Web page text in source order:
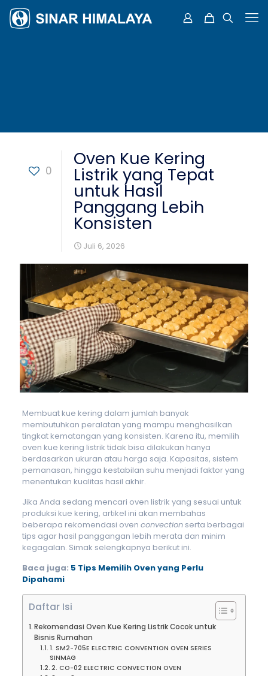
0
Oven Kue Kering
Listrik yang Tepat
untuk Hasil
Panggang Lebih
Konsisten
Juli 6, 2026
Membuat kue kering dalam jumlah banyak
membutuhkan peralatan yang mampu menghasilkan
tingkat kematangan yang konsisten. Karena itu, memilih
oven kue kering listrik tidak bisa dilakukan hanya
berdasarkan ukuran atau harga saja. Kapasitas, sistem
pemanasan, hingga kestabilan suhu menjadi faktor yang
menentukan kualitas hasil akhir.
Jika Anda sedang mencari oven listrik yang sesuai untuk
produksi kue kering, artikel ini akan membahas
beberapa rekomendasi oven convectionserta berbagai
tips agar hasil panggangan lebih merata dan minim
kegagalan. Simak selengkapnya berikut ini.
Baca juga: 5 Tips Memilih Oven yang Perlu
Dipahami
Daftar Isi
Rekomendasi Oven Kue Kering Listrik Cocok untuk
Bisnis Rumahan
1. SM2-705E ELECTRIC CONVENTION OVEN SERIES
SINMAG
2. CO-02 ELECTRIC CONVECTION OVEN